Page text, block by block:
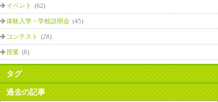
イベント (62)
体験入学・学校説明会 (45)
コンテスト (28)
授業 (8)
タグ
過去の記事